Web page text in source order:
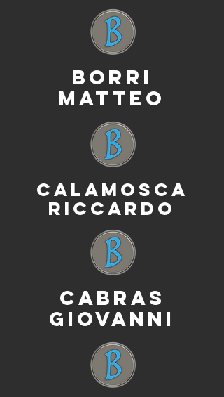
BORRI
MATTEO
CALAMOSCA
RICCARDO
CABRAS
GIOVANNI